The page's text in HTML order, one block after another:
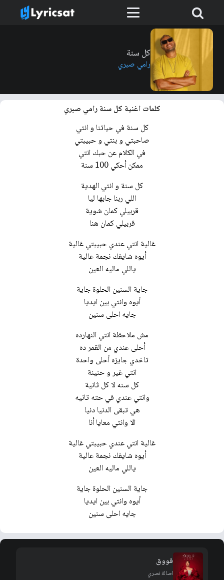
كل سنة
رامي صبري
كلمات اغنية كل سنة رامي صبري
كل سنة في حياتنا و انتي
صاحبتي و بنتي و حبيبتي
في الكلام عن حبك انتي
ممكن أحكي 100 سنة
كل سنة و انتي الهدية
اللي ربنا جابها ليا
قربيلي كمان شوية
قربيلي كمان هنا
غالية انتي عندي حبيبتي غالية
أيوه شايفك نجمة عالية
ياللي ماليه العين
جاية السنين الحلوة جاية
أيوه وانتي بين ايديا
جايه احلى سنين
مش ملاحظة انتي النهارده
أحلى عندي من القمر ده
تاخدي جايزه أحلى واحدة
انتي غير و حنينة
كل سنه لا كل ثانية
وانتي عندي في حته تانيه
هي تبقى الدنيا دنيا
الا وانتي معايا أنا
غالية انتي عندي حبيبتي غالية
أيوه شايفك نجمة عالية
ياللي ماليه العين
جاية السنين الحلوة جاية
أيوه وانتي بين ايديا
جايه احلى سنين
فووق
اصالة نصري